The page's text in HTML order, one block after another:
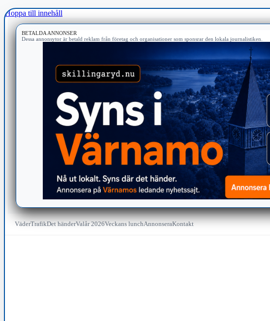
Hoppa till innehåll
BETALDA ANNONSER
Dessa annonsytor är betald reklam från företag och organisationer som sponsrar den lokala journalistiken.
VäderTrafikDet händerValår 2026Veckans lunchAnnonseraKontakt